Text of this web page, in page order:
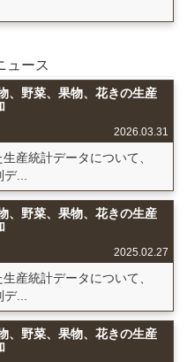
ュース
、野菜、果物、花きの生産
2026.03.31
産統計データについて、
...
、野菜、果物、花きの生産
2025.02.27
産統計データについて、
...
、野菜、果物、花きの生産